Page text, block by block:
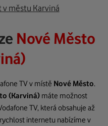
městu Karviná
Nové Město
TV v místě Nové Město.
(Karviná) máte možnost
TV, která obsahuje až
internetu nabízíme v